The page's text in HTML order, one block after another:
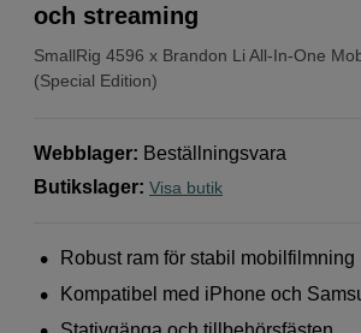
SmallRig 4596 x Brandon Li All-In-One
(Special Edition)
och streaming
Webblager: Beställningsvara
Butikslager: Visa butik
Robust ram för stabil mobilfilmning
Kompatibel med iPhone och